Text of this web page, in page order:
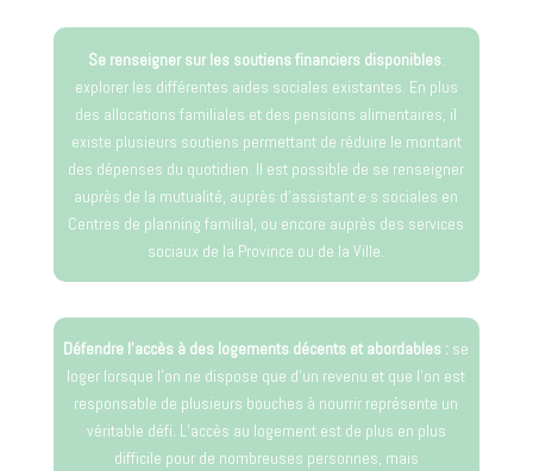
Se renseigner sur les soutiens financiers disponibles:
explorer les différentes aides sociales existantes. En plus
des allocations familiales et des pensions alimentaires, il
existe plusieurs soutiens permettant de réduire le montant
des dépenses du quotidien. Il est possible de se renseigner
auprès de la mutualité, auprès d’assistant·e·s sociales en
Centres de planning familial, ou encore auprès des services
sociaux de la Province ou de la Ville.
Défendre l’accès à des logements décents et abordables : se
loger lorsque l’on ne dispose que d’un revenu et que l’on est
responsable de plusieurs bouches à nourrir représente un
véritable défi. L’accès au logement est de plus en plus
difficile pour de nombreuses personnes, mais